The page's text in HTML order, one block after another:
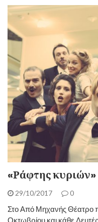
«Ράφτης κυριών»
29/10/2017 0
Στο Από Μηχανής Θέατρο
Οκτωβρίου και κάθε